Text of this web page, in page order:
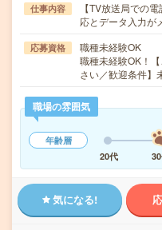
仕事内容
【TV放送局での
応とデータ入力が
応募資格
職種未経験OK
職種未経験OK！
さい／歓迎条件】
職場の雰囲気
年齢層
20代
気になる!